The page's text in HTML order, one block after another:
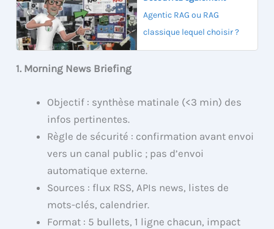
Agentic RAG ou RAG
classique lequel choisir ?
1. Morning News Briefing
Objectif : synthèse matinale (<3 min) des
infos pertinentes.
Règle de sécurité : confirmation avant envoi
vers un canal public ; pas d’envoi
automatique externe.
Sources : flux RSS, APIs news, listes de
mots-clés, calendrier.
Format : 5 bullets, 1 ligne chacun, impact